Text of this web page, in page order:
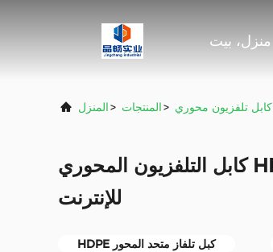
منزل، بيت
المنزل> المنتجات> كابل تلفزيون محوري
كابل التلفزيون المحوري HDPE بطول 1000 قدم FPE
للإنترنت
HDPE كبل تلفاز متحد المحور